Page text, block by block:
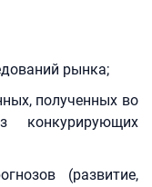
рынка;
полученных во
конкурирующих
(развитие,